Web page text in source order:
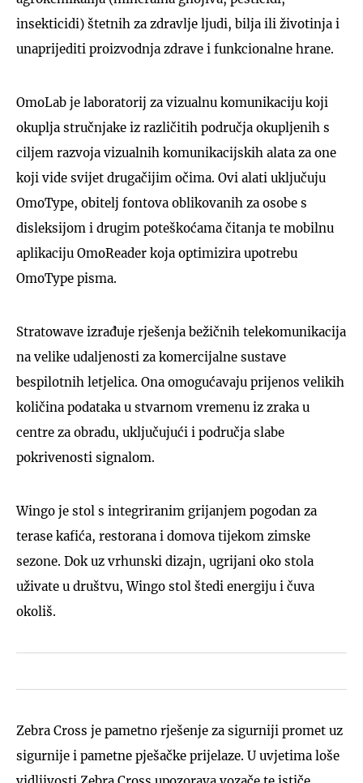
insekticidi) štetnih za zdravlje ljudi, bilja ili životinja i
unaprijediti proizvodnja zdrave i funkcionalne hrane.
OmoLab je laboratorij za vizualnu komunikaciju koji
okuplja stručnjake iz različitih područja okupljenih s
ciljem razvoja vizualnih komunikacijskih alata za one
koji vide svijet drugačijim očima. Ovi alati uključuju
OmoType, obitelj fontova oblikovanih za osobe s
disleksijom i drugim poteškoćama čitanja te mobilnu
aplikaciju OmoReader koja optimizira upotrebu
OmoType pisma.
Stratowave izrađuje rješenja bežičnih telekomunikacija
na velike udaljenosti za komercijalne sustave
bespilotnih letjelica. Ona omogućavaju prijenos velikih
količina podataka u stvarnom vremenu iz zraka u
centre za obradu, uključujući i područja slabe
pokrivenosti signalom.
Wingo je stol s integriranim grijanjem pogodan za
terase kafića, restorana i domova tijekom zimske
sezone. Dok uz vrhunski dizajn, ugrijani oko stola
uživate u društvu, Wingo stol štedi energiju i čuva
okoliš.
Zebra Cross je pametno rješenje za sigurniji promet uz
sigurnije i pametne pješačke prijelaze. U uvjetima loše